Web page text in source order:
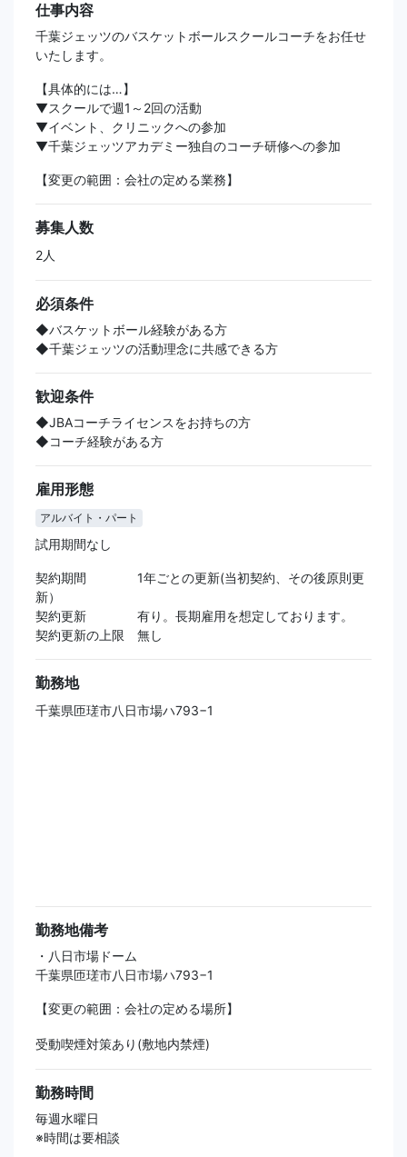
仕事内容
千葉ジェッツのバスケットボールスクールコーチをお任せ
いたします。
【具体的には…】
▼スクールで週1～2回の活動
▼イベント、クリニックへの参加
▼千葉ジェッツアカデミー独自のコーチ研修への参加
【変更の範囲：会社の定める業務】
募集人数
2人
必須条件
◆バスケットボール経験がある方
◆千葉ジェッツの活動理念に共感できる方
歓迎条件
◆JBAコーチライセンスをお持ちの方
◆コーチ経験がある方
雇用形態
アルバイト・パート
試用期間なし
契約期間 1年ごとの更新(当初契約、その後原則更
新）
契約更新 有り。長期雇用を想定しております。
契約更新の上限 無し
勤務地
千葉県匝瑳市八日市場ハ793−1
勤務地備考
・八日市場ドーム
千葉県匝瑳市八日市場ハ793−1
【変更の範囲：会社の定める場所】
受動喫煙対策あり(敷地内禁煙)
勤務時間
毎週水曜日
※時間は要相談